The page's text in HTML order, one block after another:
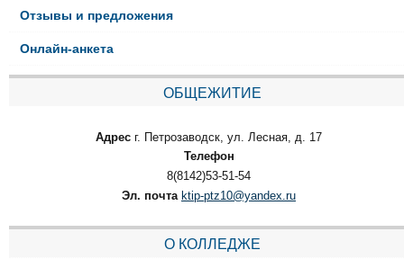
Отзывы и предложения
Онлайн-анкета
ОБЩЕЖИТИЕ
Адрес г. Петрозаводск, ул. Лесная, д. 17
Телефон
8(8142)53-51-54
Эл. почта ktip-ptz10@yandex.ru
О КОЛЛЕДЖЕ